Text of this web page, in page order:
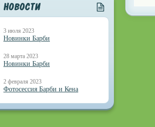
НОВОСТИ
3 июля 2023
Новинки Барби
28 марта 2023
Новинки Барби
2 февраля 2023
Фотосессия Барби и Кена